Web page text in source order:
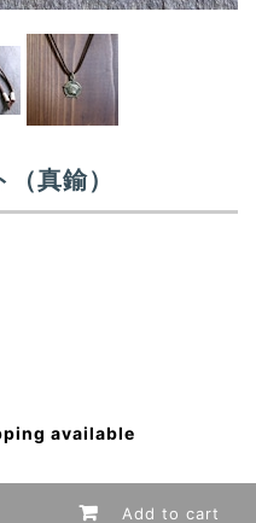
真鍮）
available
Add to cart